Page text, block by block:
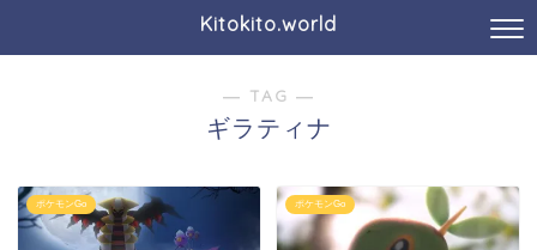
Kitokito.world
― TAG ―
ギラティナ
ポケモンGo ポケモンGo